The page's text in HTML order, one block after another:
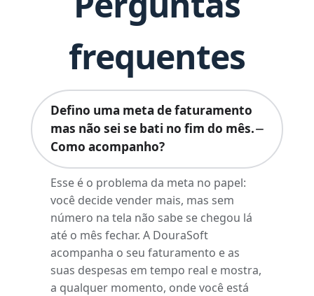
frequentes
Defino uma meta de faturamento
mas não sei se bati no fim do mês.
Como acompanho?
Esse é o problema da meta no papel:
você decide vender mais, mas sem
número na tela não sabe se chegou lá
até o mês fechar. A DouraSoft
acompanha o seu faturamento e as
suas despesas em tempo real e mostra,
a qualquer momento, onde você está